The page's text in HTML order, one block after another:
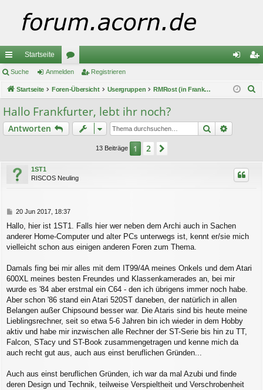
ch
ne
llz
ug
Startseite
or
en m ist
Suche Anmelden Registrieren
Startseite Foren-Übersicht Usergruppen RMRost (in Frankfurt a.M.)
Hallo Frankfurter, lebt ihr noch?
Antworten Suche
13 Beiträge 1 2
1ST1
RISCOS Neuling
B
i
t
r
20 Jun 2017, 18:37
Hallo, hier ist 1ST1. Falls hier wer neben dem Archi auch in Sachen
anderer Home-Computer und alter PCs unterwegs ist, kennt er/sie mich
vielleicht schon aus einigen anderen Foren zum Thema.
Damals fing bei mir alles mit dem IT99/4A meines Onkels und dem Atari
600XL meines besten Freundes und Klassenkamerades an, bei mir
wurde es '84 aber erstmal ein C64 - den ich übrigens immer noch habe.
Aber schon '86 stand ein Atari 520ST daneben, der natürlich in allen
Belangen außer Chipsound besser war. Die Ataris sind bis heute meine
Lieblingsrechner, seit so etwa 5-6 Jahren bin ich wieder in dem Hobby
aktiv und habe mir inzwischen alle Rechner der ST-Serie bis hin zu TT,
Falcon, STacy und ST-Book zusammengetragen und kenne mich da
auch recht gut aus, auch aus einst beruflichen Gründen...
Auch aus einst beruflichen Gründen, ich war da mal Azubi und finde
deren Design und Technik, teilweise Verspieltheit und Verschrobenheit